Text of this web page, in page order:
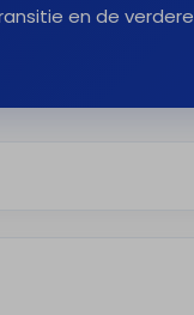
en de verdere